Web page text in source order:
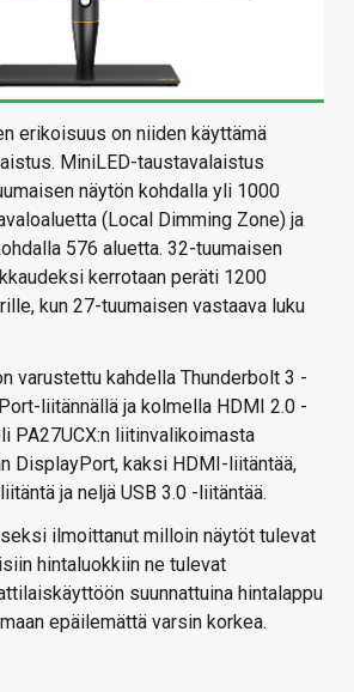
erikoisuus on niiden käyttämä
MiniLED-taustavalaistus
näytön kohdalla yli 1000
(Local Dimming Zone) ja
576 aluetta. 32-tuumaisen
kerrotaan peräti 1200
kun 27-tuumaisen vastaava luku
varustettu kahdella Thunderbolt 3 -
liitännällä ja kolmella HDMI 2.0 -
PA27UCX:n liitinvalikoimasta
DisplayPort, kaksi HDMI-liitäntää,
ja neljä USB 3.0 -liitäntää.
ilmoittanut milloin näytöt tulevat
hintaluokkiin ne tulevat
suunnattuina hintalappu
epäilemättä varsin korkea.